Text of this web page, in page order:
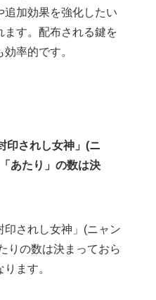
追加効果を強化したい
ます。配布される鍵を
率的です。
印されし女神」(ニ
あたり」の数は決
印されし女神」(ニャン
りの数は決まっておら
ます。